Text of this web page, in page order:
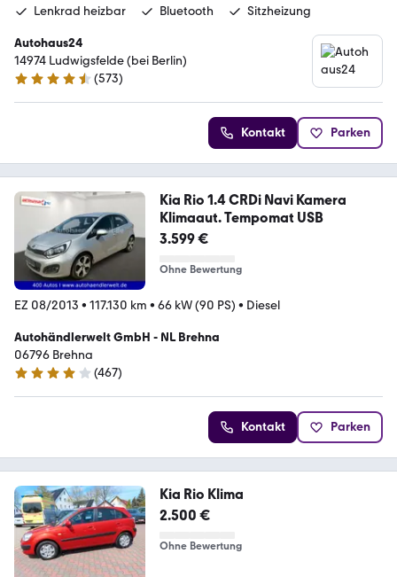
Lenkrad heizbar Bluetooth Sitzheizung
Autohaus24
14974 Ludwigsfelde (bei Berlin)
4.3 Sterne
(573)
Kontakt Parken
Kia Rio 1.4 CRDi Navi Kamera
Klimaaut. Tempomat USB
3.599 €
Ohne Bewertung
EZ 08/2013 • 117.130 km • 66 kW (90 PS) • Diesel
Autohändlerwelt GmbH - NL Brehna
06796 Brehna
4 Sterne
(467)
Kontakt Parken
Kia Rio Klima
2.500 €
Ohne Bewertung